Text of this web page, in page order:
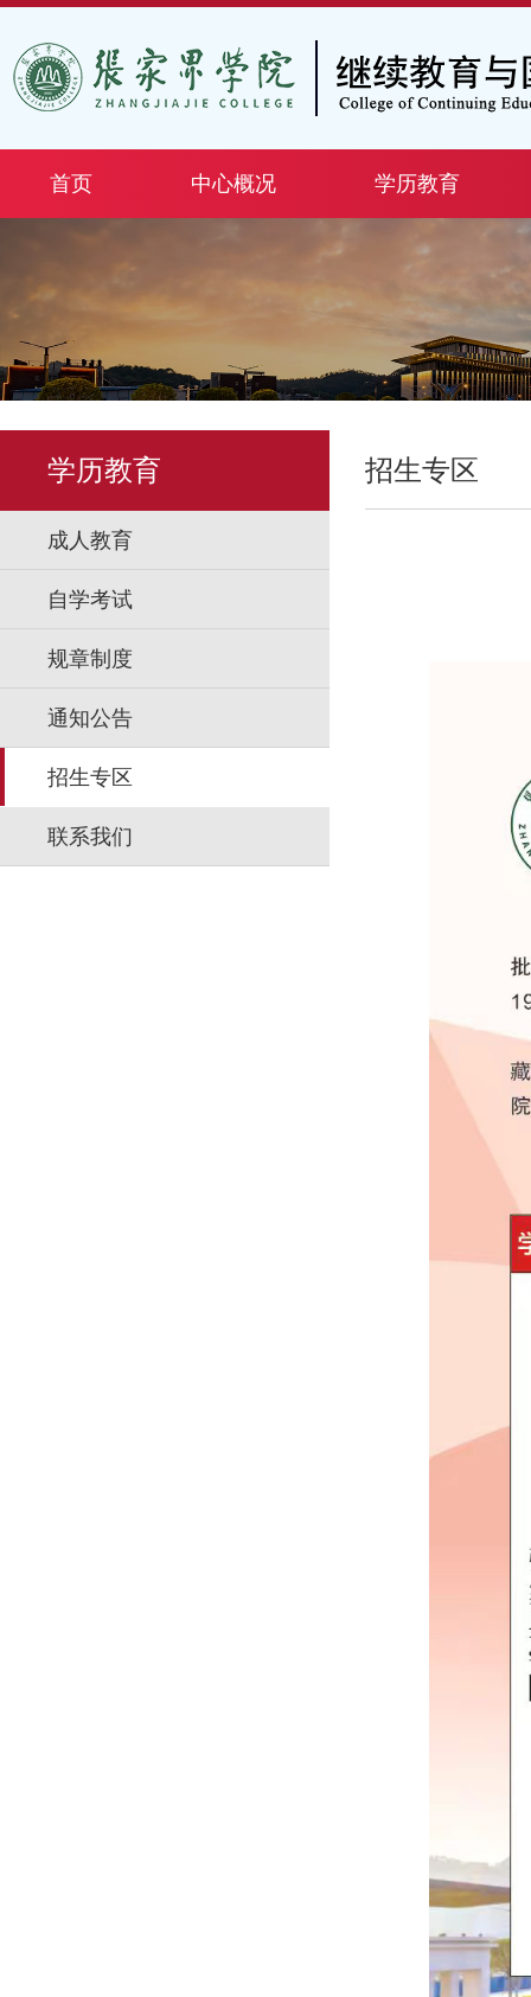
首页 中心概况 学历教育
学历教育
成人教育
自学考试
规章制度
通知公告
招生专区
联系我们
招生专区